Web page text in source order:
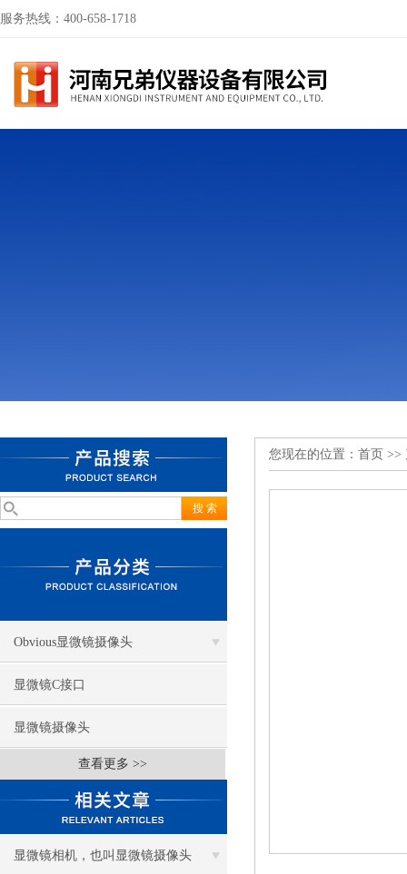
服务热线：400-658-1718
Obvious显微镜摄像头
显微镜C接口
显微镜摄像头
查看更多 >>
显微镜相机，也叫显微镜摄像头
您现在的位置： 首页 >>